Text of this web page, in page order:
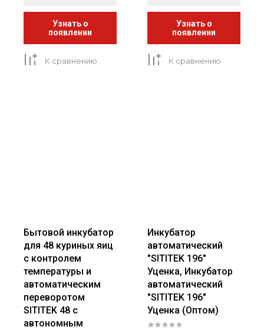
Узнать о
появлении
К сравнению
Узнать о
появлении
К сравнению
Бытовой инкубатор
для 48 куриных яиц
с контролем
температуры и
автоматическим
переворотом
SITITEK 48 с
автономным
Инкубатор
автоматический
"SITITEK 196"
Уценка, Инкубатор
автоматический
"SITITEK 196"
Уценка (Оптом)